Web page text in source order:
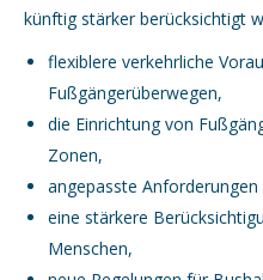
künftig stärker berücksichtigt
flexiblere verkehrliche
Fußgängerüberwegen,
die Einrichtung von
Zonen,
angepasste
eine stärkere
Menschen,